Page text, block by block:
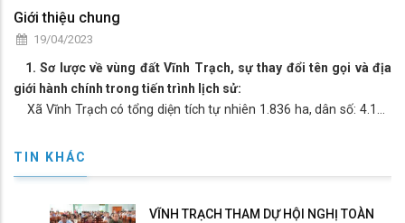
Giới thiệu chung
19/04/2023
1. Sơ lược về vùng đất Vĩnh Trạch, sự thay đổi tên gọi và địa
giới hành chính trong tiến trình lịch sử:
Xã Vĩnh Trạch có tổng diện tích tự nhiên 1.836 ha, dân số: 4.129
Vĩnh Trung, (4) Trung Bình Tiến, (5) Trung Bình Nhất, (6) Trung Bình
Chánh, Vĩnh Khánh (Thoại Sơn), phía bắc: giáp xã Vĩnh Thành
TIN KHÁC
VĨNH TRẠCH THAM DỰ HỘI NGHỊ TOÀN